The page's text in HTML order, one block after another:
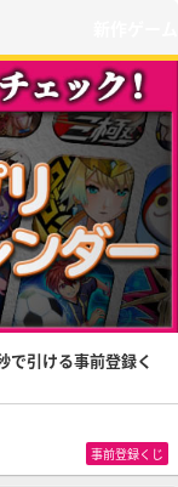
で引ける事前登録く
事前登録くじ